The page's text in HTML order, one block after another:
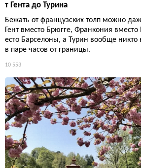
т Гента до Турина
Бежать от французских толп можно
Гент вместо Брюгге, Франкония
есто Барселоны, а Турин вообще никто
в паре часов от границы.
10 553